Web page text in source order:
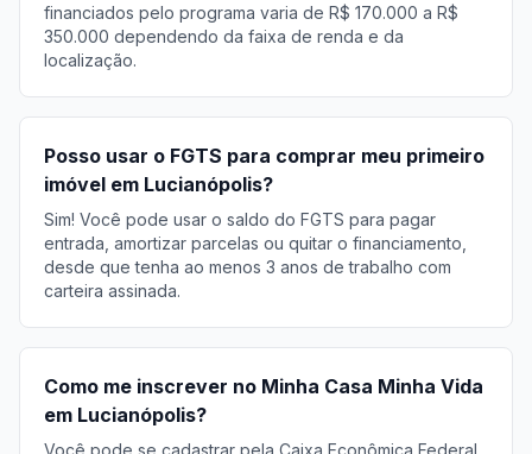
financiados pelo programa varia de R$ 170.000 a R$
350.000 dependendo da faixa de renda e da
localização.
Posso usar o FGTS para comprar meu primeiro
imóvel em Lucianópolis?
Sim! Você pode usar o saldo do FGTS para pagar
entrada, amortizar parcelas ou quitar o financiamento,
desde que tenha ao menos 3 anos de trabalho com
carteira assinada.
Como me inscrever no Minha Casa Minha Vida
em Lucianópolis?
Você pode se cadastrar pela Caixa Econômica Federal,